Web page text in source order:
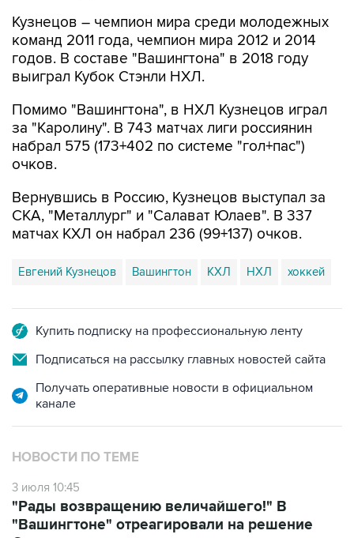
Кузнецов – чемпион мира среди молодежных
команд 2011 года, чемпион мира 2012 и 2014
годов. В составе "Вашингтона" в 2018 году
выиграл Кубок Стэнли НХЛ.
Помимо "Вашингтона", в НХЛ Кузнецов играл
за "Каролину". В 743 матчах лиги россиянин
набрал 575 (173+402 по системе "гол+пас")
очков.
Вернувшись в Россию, Кузнецов выступал за
СКА, "Металлург" и "Салават Юлаев". В 337
матчах КХЛ он набрал 236 (99+137) очков.
Евгений Кузнецов Вашингтон КХЛ НХЛ хоккей
Купить подписку на профессиональную ленту
Подписаться на рассылку главных новостей сайта
Получать оперативные новости в официальном
канале
НОВОСТИ ПО ТЕМЕ
3 июля 10:45
"Рады возвращению величайшего!" В
"Вашингтоне" отреагировали на решение